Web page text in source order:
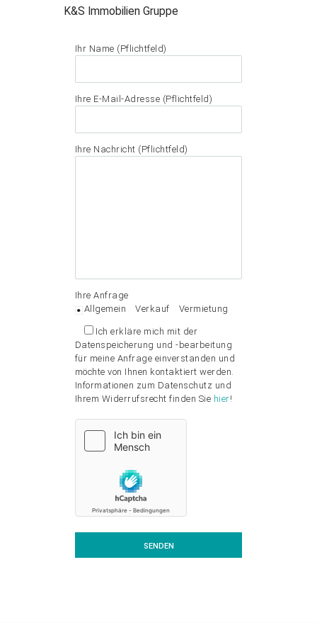
K&S Immobilien Gruppe
Ihr Name (Pflichtfeld)
Ihre E-Mail-Adresse (Pflichtfeld)
Ihre Nachricht (Pflichtfeld)
Ihre Anfrage
Allgemein
Verkauf Vermietung
Ich erkläre mich mit der
Datenspeicherung und -bearbeitung
für meine Anfrage einverstanden und
möchte von Ihnen kontaktiert werden.
Informationen zum Datenschutz und
Ihrem Widerrufsrecht finden Sie hier!